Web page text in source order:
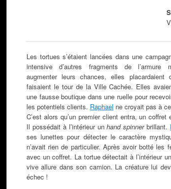
Les tortues s’étaient lancées dans une
intensive d’autres fragments de l’armure
augmenter leurs chances, elles placardaient
faisaient le tour de la Ville Cachée. Elles
une fausse boutique dans une ruelle pour
les potentiels clients. Raphael ne croyait pas à
C’est alors qu’un premier client entra, un coffret
Il possédait à l’intérieur unhand spinnerbrillant.
ses lunettes pour détecter le caractère
n’avait rien de particulier. Après avoir botté les
avec un coffret. La tortue détectait à l’intérieur
vive allure dans son camion. La créature lui
échec !